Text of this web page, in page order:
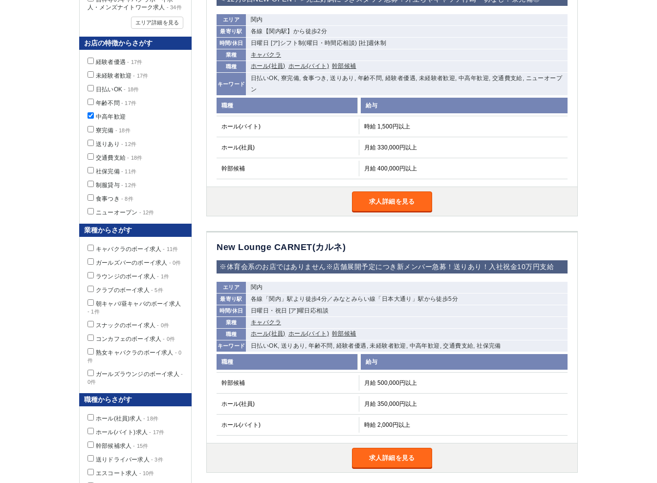
エリア 関内
最寄り駅 各線【関内駅】から徒歩2分
時間/休日 日曜日 [ア]シフト制(曜日・時間応相談) [社]週休制
業種 キャバクラ
職種 ホール(社員) ホール(バイト) 幹部候補
キーワード
日払いOK, 寮完備, 食事つき, 送りあり, 年齢不問, 経験者優遇, 未経験者歓迎, 中高年歓迎, 交通費支給, ニューオープ
ン
職種 給与
ホール(バイト) 時給 1,500円以上
ホール(社員) 月給 330,000円以上
幹部候補 月給 400,000円以上
求人詳細を見る
New Lounge CARNET(カルネ)
※体育会系のお店ではありません※店舗展開予定につき新メンバー急募！送りあり！入社祝金10万円支給
エリア 関内
最寄り駅 各線「関内」駅より徒歩4分／みなとみらい線「日本大通り」駅から徒歩5分
時間/休日 日曜日・祝日 [ア]曜日応相談
業種 キャバクラ
職種 ホール(社員) ホール(バイト) 幹部候補
キーワード 日払いOK, 送りあり, 年齢不問, 経験者優遇, 未経験者歓迎, 中高年歓迎, 交通費支給, 社保完備
職種 給与
幹部候補 月給 500,000円以上
ホール(社員) 月給 350,000円以上
ホール(バイト) 時給 2,000円以上
求人詳細を見る
人・メンズナイトワーク求人 - 34件
エリア詳細を見る
お店の特徴からさがす
経験者優遇 - 17件
未経験者歓迎 - 17件
日払いOK - 18件
年齢不問 - 17件
中高年歓迎
寮完備 - 18件
送りあり - 12件
交通費支給 - 18件
社保完備- 11件
制服貸与- 12件
食事つき - 8件
ニューオープン - 12件
業種からさがす
キャバクラのボーイ求人 - 11件
ガールズバーのボーイ求人 - 0件
ラウンジのボーイ求人 - 1件
クラブのボーイ求人 - 5件
朝キャバ/昼キャバのボーイ求人
- 1件
スナックのボーイ求人 - 0件
コンカフェのボーイ求人 - 0件
熟女キャバクラのボーイ求人 - 0
件
ガールズラウンジのボーイ求人 -
0件
職種からさがす
ホール(社員)求人 - 18件
ホール(バイト)求人 - 17件
幹部候補求人 - 15件
送りドライバー求人 - 3件
エスコート求人 - 10件
から徒歩10分
①歌舞伎町 ②
新宿
①東武練馬 ②
成増・板橋 ③
大山 ②池袋
池袋東口 金町
下赤塚 竹ノ塚 三鷹
浅草 新小岩 幡ヶ谷
祖師ヶ谷大蔵
関内 溝の口
新横浜
藤沢 平塚 武蔵小杉
橋本
小田原
関内・馬車道・
日ノ出町
武蔵新城
茅ヶ崎 たまプラーザ 大船
厚木
横須賀 桜木町
川越
南浦和
所沢 熊谷
獨協大学前＜草
北浦和（西口）
千葉県 船橋 津田沼 成田 千葉
西船橋
佐倉
柏（西口） 木更津 柏（東口）
下総中山
茂原
浦安
宇都宮
茨城県 土浦 ひたち野うしく
群馬県 高崎 館林
該当求人 選択した内容で設定